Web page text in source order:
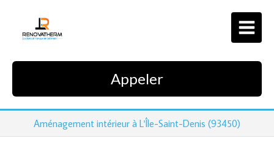
Appeler
Aménagement intérieur à L'Île-Saint-Denis (93450)